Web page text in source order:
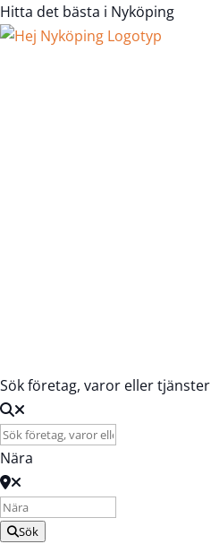
Hitta det bästa i Nyköping
Sök företag, varor eller tjänster
Nära
Sök